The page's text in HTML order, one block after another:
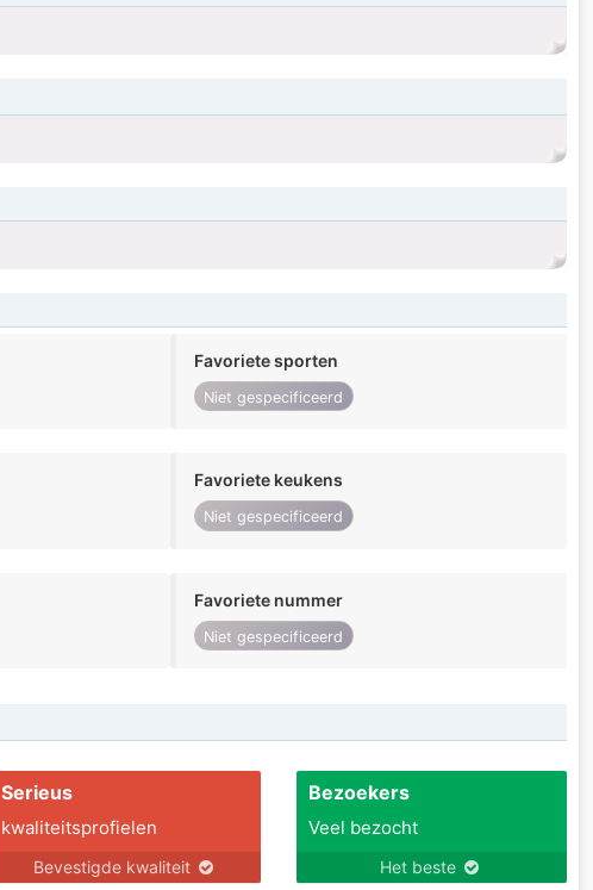
Favoriete sporten
Niet gespecificeerd
Favoriete keukens
Niet gespecificeerd
Favoriete nummer
Niet gespecificeerd
Serieus
kwaliteitsprofielen
Bevestigde kwaliteit
Bezoekers
Veel bezocht
Het beste